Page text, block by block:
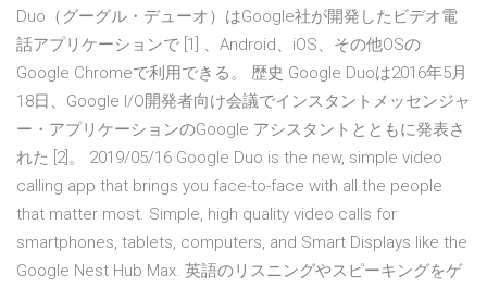
Duo（グーグル・デューオ）はGoogle社が開発したビデオ電
話アプリケーションで [1] 、Android、iOS、その他OSの
Google Chromeで利用できる。 歴史 Google Duoは2016年5月
18日、Google I/O開発者向け会議でインスタントメッセンジャ
ー・アプリケーションのGoogle アシスタントとともに発表さ
れた [2]。 2019/05/16 Google Duo is the new, simple video
calling app that brings you face-to-face with all the people
that matter most. Simple, high quality video calls for
smartphones, tablets, computers, and Smart Displays like the
Google Nest Hub Max. 英語のリスニングやスピーキングをゲ